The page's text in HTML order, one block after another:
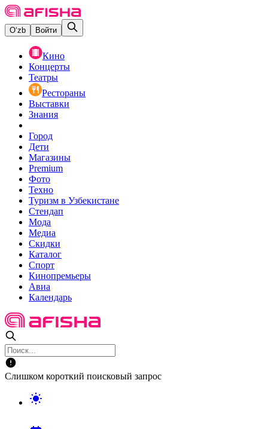
O‘zb Войти
Кино
Концерты
Театры
Рестораны
Выставки
Знания
Город
Дети
Магазины
Premium
Фото
Техно
Туризм в Узбекистане
Стендап
Мода
Медиа
Скидки
Каталог
Спорт
Кинопремьеры
Авиа
Календарь
Слишком короткий поисковый запрос